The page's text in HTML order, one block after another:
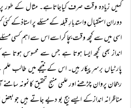
کہیں زیادہ وقت صرف کیاجاتاہے۔ مثال کے
دوران استقبال واستدبارِ قبلہ کے مسئلے پر استاذکے
اسی میں سے کچھ وقت بچا کر اسے اس سے اہم کسی مسئلے
انداز بھی کچھ ایسا ہوتا ہے جس سے محسوس ہوتا ہے
پارٹیاں برسرِپیکار ہیں۔ اس کے نتیجے میں طالب
رجحان پروان چڑھنے اور علمی منہجِ تحقیق کانمونہ
مناظرانہ اندازکے ایسے بیج بو دیے جاتے ہیں جو